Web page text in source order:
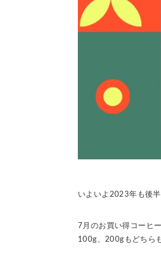
いよいよ2023年も後半
7月のお買い得コーヒ
100g、200gもどちら